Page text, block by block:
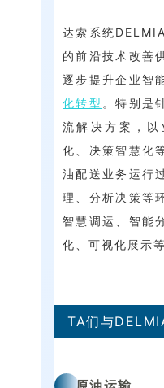
达索系统
的前沿技术改善
逐步提升企业智
化转型 。特别是
流解决方案，
化、决策智慧化
油配送业务运行
理、分析决策等
智慧调运、智能
化、可视化展示
TA们与